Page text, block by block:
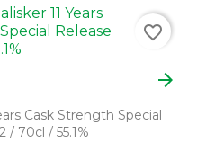
arrow_forward
Cask Strength Special
/ 70cl / 55.1%
favorite_border